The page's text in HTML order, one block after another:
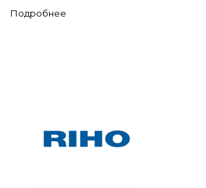
Подробнее